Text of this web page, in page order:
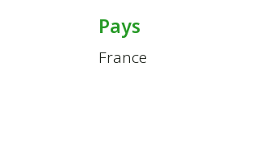
Pays
France